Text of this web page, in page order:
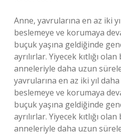
Anne, yavrularına en az iki
beslemeye ve korumaya
buçuk yaşına geldiğinde
ayrılırlar. Yiyecek kıtlığı
anneleriyle daha uzun
yavrularına en az iki yıl
beslemeye ve korumaya
buçuk yaşına geldiğinde
ayrılırlar. Yiyecek kıtlığı
anneleriyle daha uzun